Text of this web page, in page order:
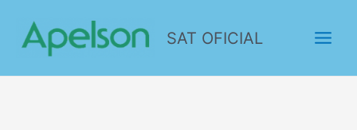
SAT OFICIAL